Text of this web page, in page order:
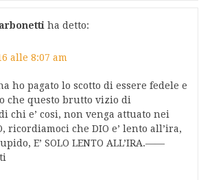
ha detto:
alle 8:07 am
ho pagato lo scotto di essere fedele e
che questo brutto vizio di
chi e’ cosi, non venga attuato nei
ricordiamoci che DIO e’ lento all’ira,
E’ SOLO LENTO ALL’IRA.——